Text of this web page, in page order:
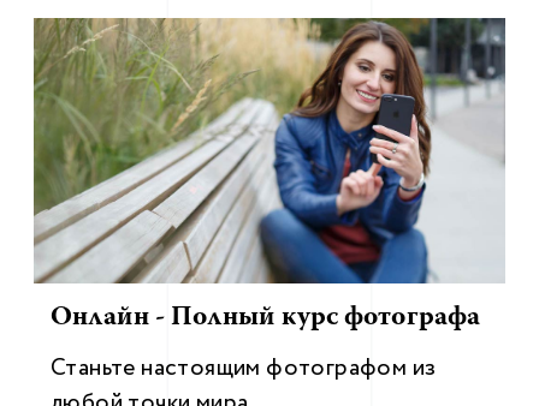
Онлайн - Полный курс фотографа
Станьте настоящим фотографом из